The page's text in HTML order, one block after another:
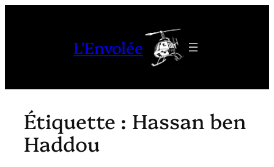
L'Envolée
Étiquette : Hassan ben
Haddou